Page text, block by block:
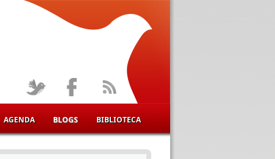
AGENDA BLOGS BIBLIOTECA